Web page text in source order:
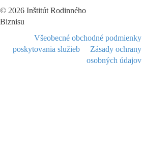
© 2026 Inštitút Rodinného
Biznisu
Všeobecné obchodné podmienky
poskytovania služieb
Zásady ochrany
osobných údajov